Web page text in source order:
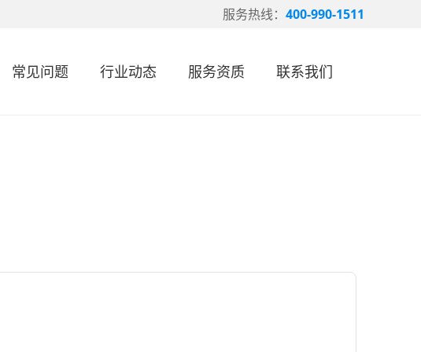
服务热线： 400-990-1511
常见问题 行业动态 服务资质 联系我们